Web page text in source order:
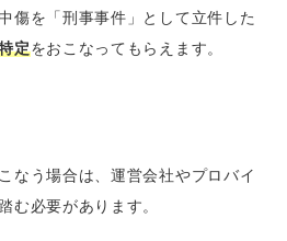
傷を「刑事事件 」として立件した
定をおこなってもらえます。
なう場合は、運営会社やプロバイ
む必要があります。